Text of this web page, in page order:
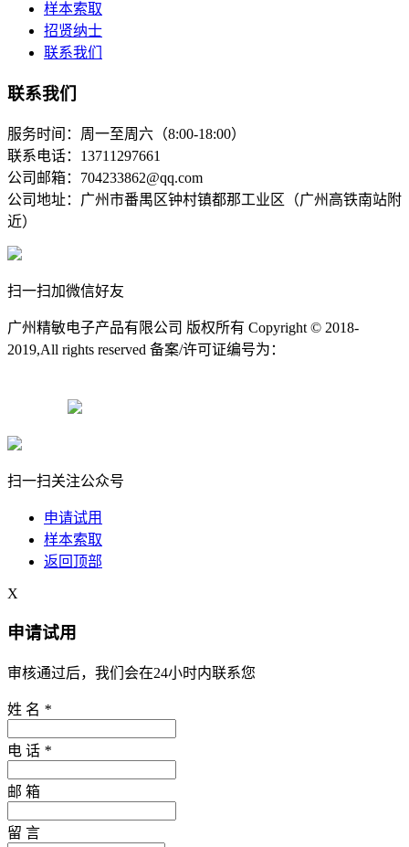
样本索取
招贤纳士
联系我们
联系我们
服务时间：周一至周六（8:00-18:00）
联系电话：13711297661
公司邮箱：704233862@qq.com
公司地址：广州市番禺区钟村镇都那工业区（广州高铁南站附
近）
扫一扫加微信好友
广州精敏电子产品有限公司 版权所有 Copyright © 2018-
2019,All rights reserved 备案/许可证编号为：
粤公网安备11078472号-2
扫一扫关注公众号
申请试用
样本索取
返回顶部
X
申请试用
审核通过后，我们会在24小时内联系您
姓 名 *
电 话 *
邮 箱
留 言